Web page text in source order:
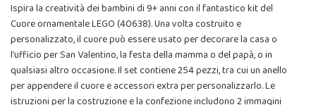
Ispira la creatività dei bambini di 9+ anni con il fantastico kit del
Cuore ornamentale LEGO (40638). Una volta costruito e
personalizzato, il cuore può essere usato per decorare la casa o
l’ufficio per San Valentino, la festa della mamma o del papà, o in
qualsiasi altro occasione. Il set contiene 254 pezzi, tra cui un anello
per appendere il cuore e accessori extra per personalizzarlo. Le
istruzioni per la costruzione e la confezione includono 2 immagini